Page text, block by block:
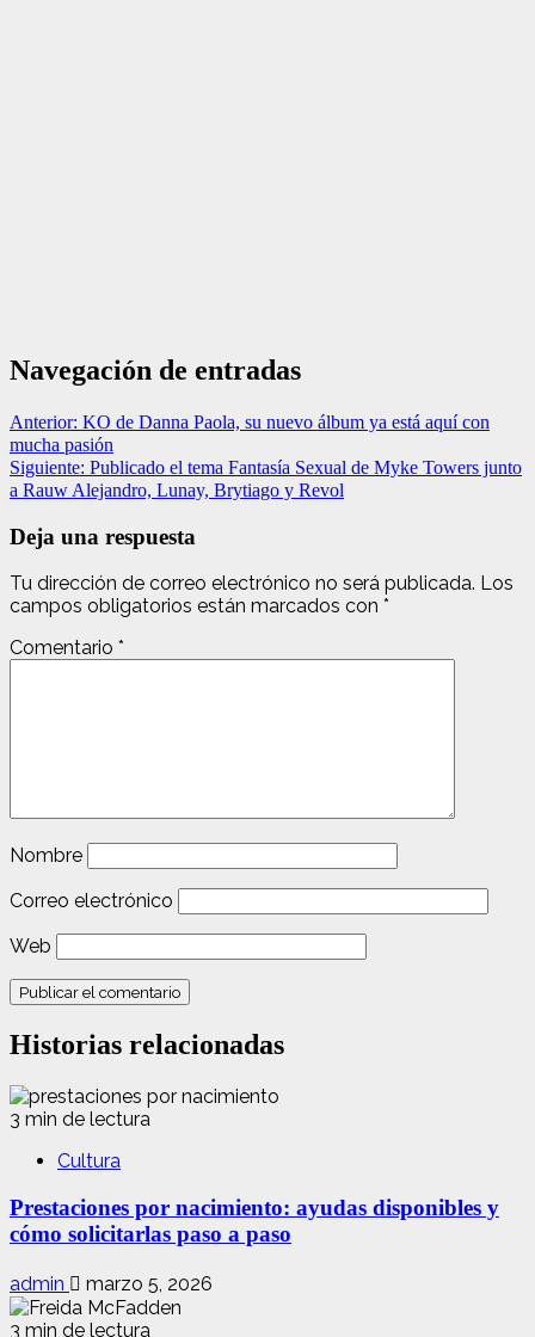
Navegación de entradas
Anterior: KO de Danna Paola, su nuevo álbum ya está aquí con
mucha pasión
Siguiente: Publicado el tema Fantasía Sexual de Myke Towers junto
a Rauw Alejandro, Lunay, Brytiago y Revol
Deja una respuesta
Tu dirección de correo electrónico no será publicada. Los
campos obligatorios están marcados con *
Comentario *
Nombre
Correo electrónico
Web
Historias relacionadas
3 min de lectura
Cultura
Prestaciones por nacimiento: ayudas disponibles y
cómo solicitarlas paso a paso
admin marzo 5, 2026
3 min de lectura